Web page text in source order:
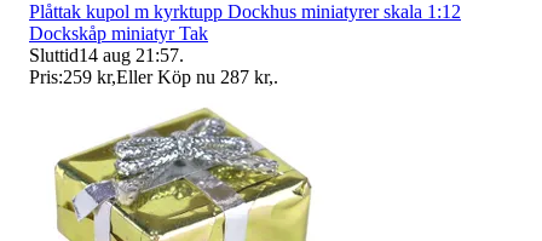
Plåttak kupol m kyrktupp Dockhus miniatyrer skala 1:12
Dockskåp miniatyr Tak
Sluttid14 aug 21:57.
Pris:259 kr,Eller Köp nu 287 kr,.